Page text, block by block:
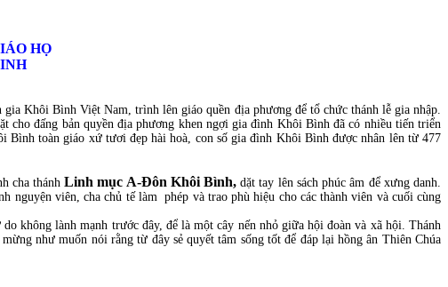
HỌ
Khôi Bình Việt Nam, trình lên giáo quền địa phương để tổ chức thánh lễ gia nhập.
đấng bản quyền địa phương khen ngợi gia đình Khôi Bình đã có nhiều tiến triển
toàn giáo xứ tươi đẹp hài hoà, con số gia đình Khôi Bình được nhân lên từ 477
cha thánh Linh mục A-Đôn Khôi Bình, dặt tay lên sách phúc âm để xưng danh.
nguyện viên, cha chủ tế làm phép và trao phù hiệu cho các thành viên và cuối cùng
không lành mạnh trước đây, để là một cây nến nhỏ giữa hội đoàn và xã hội. Thánh
như muốn nói rằng từ đây sẻ quyết tâm sống tốt để đáp lại hồng ân Thiên Chúa